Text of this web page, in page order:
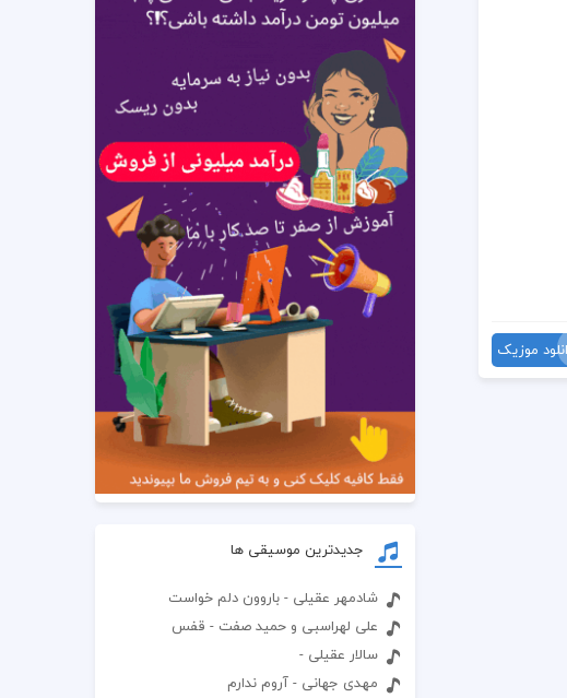
موزیک
جدیدترین موسیقی ها
شادمهر عقیلی - باروون دلم خواست
علی لهراسبی و حمید صفت - قفس
سالار عقیلی -
مهدی جهانی - آروم ندارم